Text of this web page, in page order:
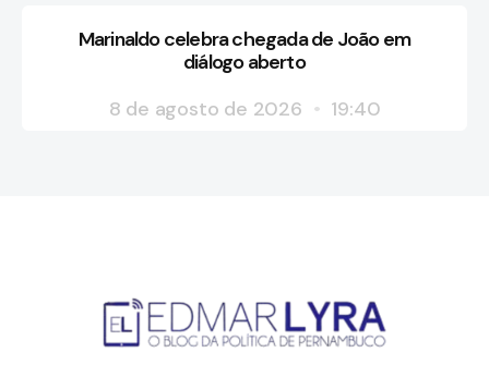
Marinaldo celebra chegada de João em
diálogo aberto
8 de agosto de 2026
19:40